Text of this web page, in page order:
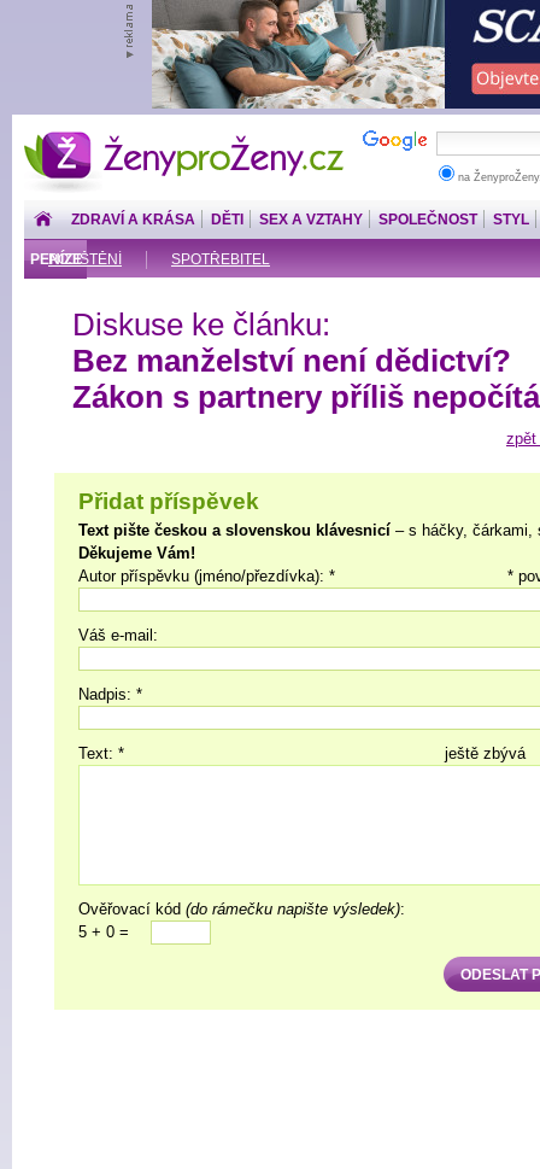
ŽenyproŽeny.cz
na
ZDRAVÍ A KRÁSA DĚTI SEX A VZTAHY SPOLEČNOST STYL
PENÍZE
POJIŠTĚNÍ SPOTŘEBITEL
Diskuse ke článku:
Bez manželství není dědictví?
Zákon s partnery příliš nepočítá
zpět
Přidat příspěvek
Text pište českou a slovenskou klávesnicí – s háčky, čárkami,
Děkujeme Vám!
*
Autor příspěvku (jméno/přezdívka): *
Váš e-mail:
Nadpis: *
ještě zbývá
Text: *
Ověřovací kód (do rámečku napište výsledek):
5 + 0 =